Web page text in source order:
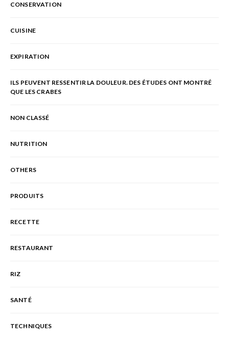
CONSERVATION
CUISINE
EXPIRATION
ILS PEUVENT RESSENTIR LA DOULEUR. DES ÉTUDES ONT MONTRÉ
QUE LES CRABES
NON CLASSÉ
NUTRITION
OTHERS
PRODUITS
RECETTE
RESTAURANT
RIZ
SANTÉ
TECHNIQUES